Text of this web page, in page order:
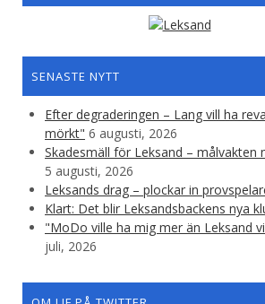
SENASTE NYTT
Efter degraderingen – Lang vill ha
mörkt" 6 augusti, 2026
Skadesmäll för Leksand – målvakten
5 augusti, 2026
Leksands drag – plockar in
Klart: Det blir Leksandsbackens nya
"MoDo ville ha mig mer än Leksand
juli, 2026